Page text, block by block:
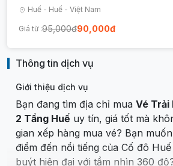
Huế - Huế - Việt Nam
Giá từ :95,000đ90,000đ
Thông tin dịch vụ
Giới thiệu dịch vụ
Bạn đang tìm địa chỉ mua Vé Trải
2 Tầng Huế uy tín, giá tốt mà
gian xếp hàng mua vé? Bạn
điểm đến nổi tiếng của Cố đô
buýt hiện đại với tầm nhìn 360